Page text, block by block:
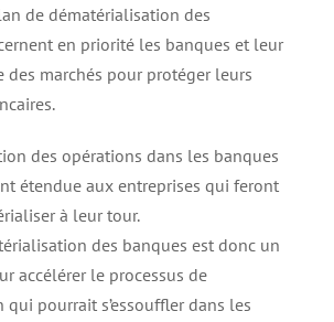
de dématérialisation des
en priorité les banques et leur
des marchés pour protéger leurs
des opérations dans les banques
étendue aux entreprises qui feront
à leur tour.
des banques est donc un
accélérer le processus de
pourrait s’essouffler dans les